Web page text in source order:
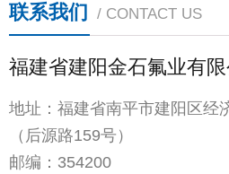
联系我们 / CONTACT US
福建省建阳金石氟业有限
地址：福建省南平市建阳区经
（后源路159号）
邮编：354200